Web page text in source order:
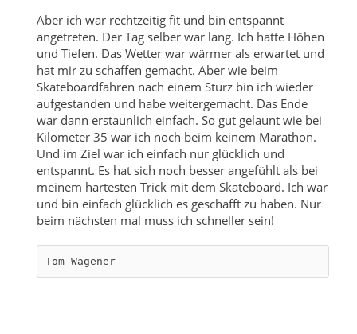
Aber ich war rechtzeitig fit und bin entspannt
angetreten. Der Tag selber war lang. Ich hatte Höhen
und Tiefen. Das Wetter war wärmer als erwartet und
hat mir zu schaffen gemacht. Aber wie beim
Skateboardfahren nach einem Sturz bin ich wieder
aufgestanden und habe weitergemacht. Das Ende
war dann erstaunlich einfach. So gut gelaunt wie bei
Kilometer 35 war ich noch beim keinem Marathon.
Und im Ziel war ich einfach nur glücklich und
entspannt. Es hat sich noch besser angefühlt als bei
meinem härtesten Trick mit dem Skateboard. Ich war
und bin einfach glücklich es geschafft zu haben. Nur
beim nächsten mal muss ich schneller sein!
Tom Wagener